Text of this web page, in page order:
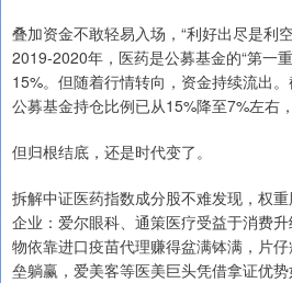
叠加资金不敢轻易入场，“利好出尽是利
2019-2020年，医药是公募基金的“第一
15%。但随着行情转向，资金持续流出
公募基金持仓比例已从15%降至7%左右
但归根结底，还是时代变了。
拆解中证医药指数成分股不难发现，权
企业：爱尔眼科、通策医疗受益于消费
物依靠进口疫苗代理赚得盆满钵满，片
垒躺赢，爱美客等医美巨头凭借拿证优势